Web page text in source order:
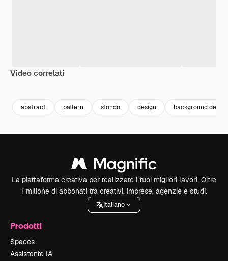
Video correlati
abstract pattern sfondo design background design
La piattaforma creativa per realizzare i tuoi migliori lavori. Oltre
1 milione di abbonati tra creativi, imprese, agenzie e studi.
Italiano
Prodotti
Spaces
Assistente IA